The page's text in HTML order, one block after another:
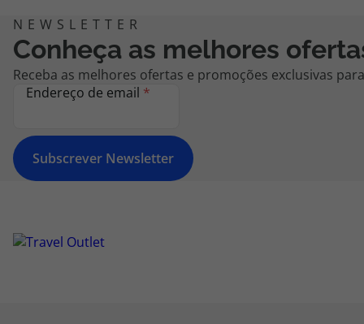
Conheça as melhores
Receba as melhores ofertas e promoções exclusivas
Endereço de email *
Subscrever Newsletter